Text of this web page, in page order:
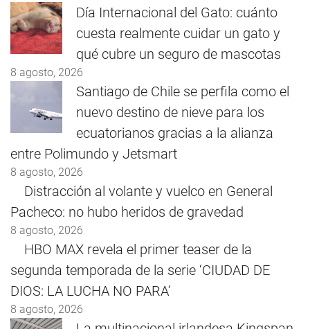
Día Internacional del Gato: cuánto
cuesta realmente cuidar un gato y
qué cubre un seguro de mascotas
8 agosto, 2026
Santiago de Chile se perfila como el
nuevo destino de nieve para los
ecuatorianos gracias a la alianza
entre Polimundo y Jetsmart
8 agosto, 2026
Distracción al volante y vuelco en General
Pacheco: no hubo heridos de gravedad
8 agosto, 2026
HBO MAX revela el primer teaser de la
segunda temporada de la serie ‘CIUDAD DE
DIOS: LA LUCHA NO PARA’
8 agosto, 2026